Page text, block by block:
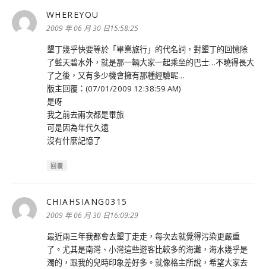
WHEREYOU
示:
2009 年 06 月 30 日15:58:25
墾丁幾乎快要等於「畢業旅行」的代名詞，對墾丁的回憶除
了藍天碧水外，就是那一輛大家一起乘坐的巴士…不曉得長大
了之後，又有多少機會擁有那種經驗呢…
版主回覆：(07/01/2009 12:38:59 AM)
是呀
我之前去兩次都是畢旅
可是因為年代久遠
沒有什麼記憶了
回覆
CHIAHSIANG0315
示:
2009 年 06 月 30 日16:09:29
最近兩三年我都會去墾丁走走，每次去就覺得污染更嚴重
了。尤其是南灣、小灣這些遊客比較多的海灘，海水幾乎是
濁的，跟我的兒時印象差好多。就像格主所說，希望大家去